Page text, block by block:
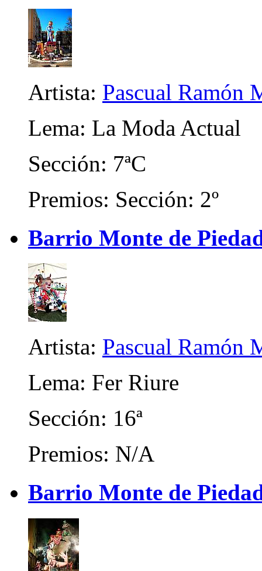
Artista: Pascual Ramón
Lema: La Moda Actual
Sección: 7ªC
Premios: Sección: 2º
Barrio Monte de
Artista: Pascual Ramón
Lema: Fer Riure
Sección: 16ª
Premios: N/A
Barrio Monte de